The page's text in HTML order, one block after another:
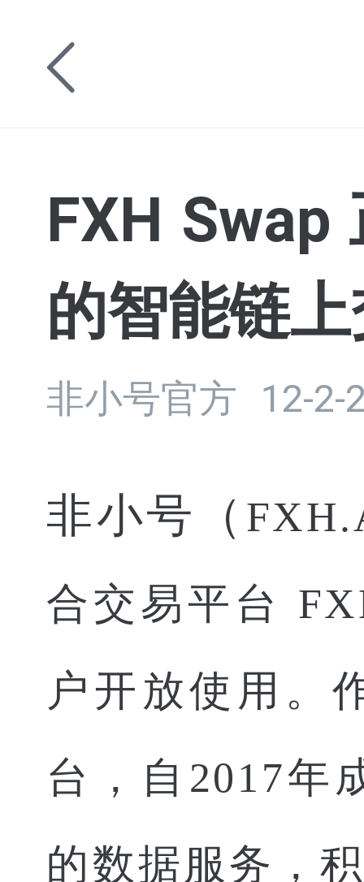
FXH
的智能链
非小号官方 12-2-
非小号（
合交易平台
户开放使用。
台，自2017年
的数据服务，